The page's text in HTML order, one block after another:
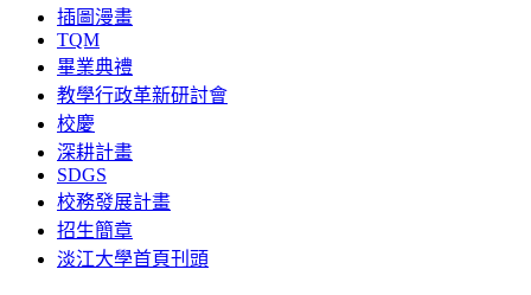
插圖漫畫
TQM
畢業典禮
教學行政革新研討會
校慶
深耕計畫
SDGS
校務發展計畫
招生簡章
淡江大學首頁刊頭